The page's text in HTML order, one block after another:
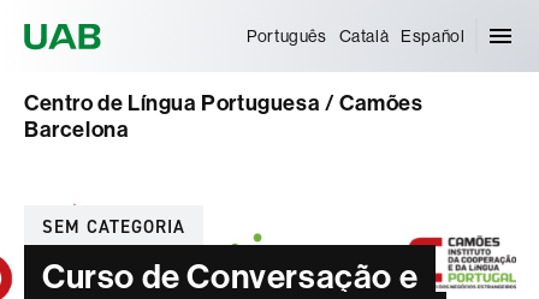
Português Català Español
Centro de Língua Portuguesa / Camões
Barcelona
Categorias
SEM CATEGORIA
Curso de Conversação e